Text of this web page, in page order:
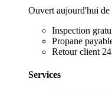
Ouvert aujourd'hui de
Inspection
Propane
Retour client
Services